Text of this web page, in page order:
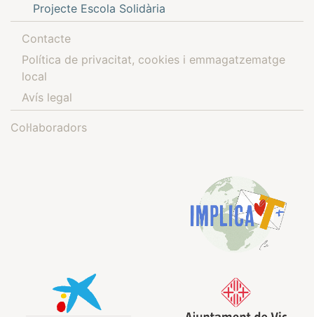
Projecte Escola Solidària
Contacte
Política de privacitat, cookies i emmagatzematge
local
Avís legal
Col·laboradors